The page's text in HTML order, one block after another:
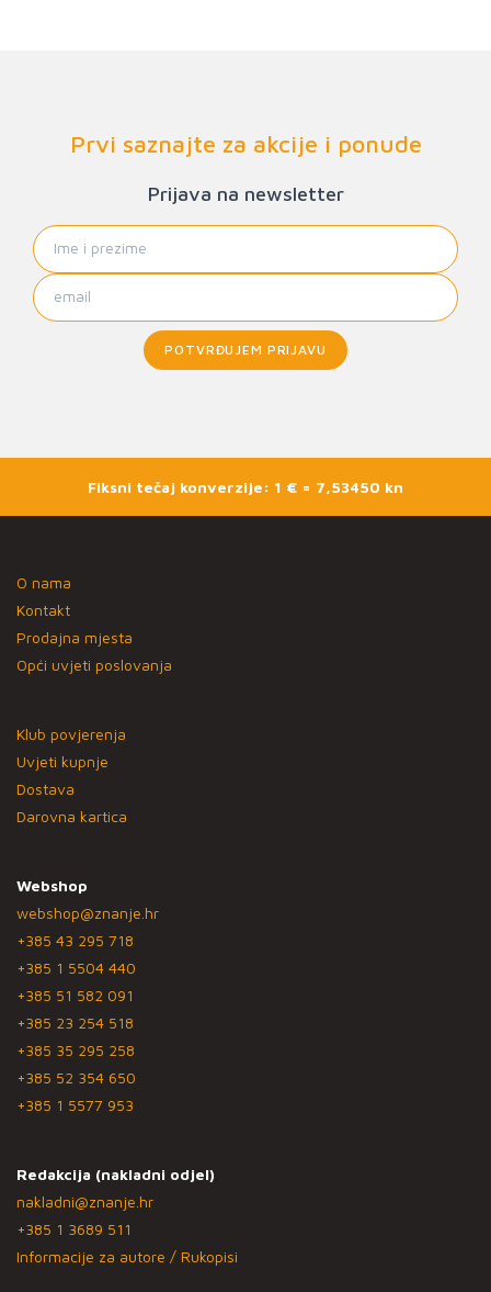
Prvi saznajte za akcije i ponude
Prijava na newsletter
POTVRĐUJEM PRIJAVU
Fiksni tečaj konverzije: 1 € = 7,53450 kn
O nama
Kontakt
Prodajna mjesta
Opći uvjeti poslovanja
Klub povjerenja
Uvjeti kupnje
Dostava
Darovna kartica
Webshop
webshop@znanje.hr
+385 43 295 718
+385 1 5504 440
+385 51 582 091
+385 23 254 518
+385 35 295 258
+385 52 354 650
+385 1 5577 953
Redakcija (nakladni odjel)
nakladni@znanje.hr
+385 1 3689 511
Informacije za autore / Rukopisi